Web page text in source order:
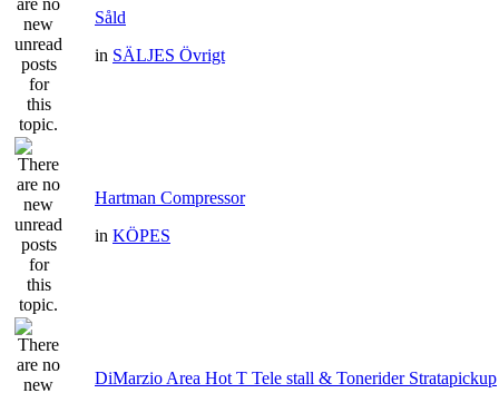
Såld
in SÄLJES Övrigt
Hartman Compressor
in KÖPES
DiMarzio Area Hot T Tele stall & Tonerider Stratapickup